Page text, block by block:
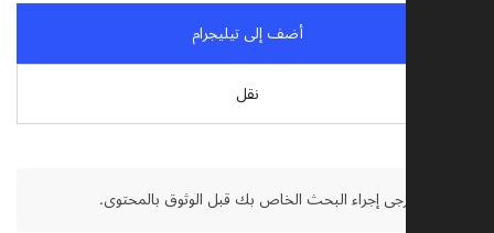
أضف إلى تيليجرام
نقل
يرجى إجراء البحث الخاص بك قبل الوثوق بالمحتوى.